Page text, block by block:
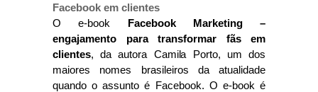
Facebook em clientes
O e-book Facebook Marketing –
engajamento para transformar fãs em
clientes, da autora Camila Porto, um dos
maiores nomes brasileiros da atualidade
quando o assunto é Facebook. O e-book é